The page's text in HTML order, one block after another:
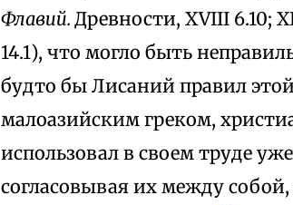
Флавий. Древности, XVIII 6.10;
14.1), что могло быть
будто бы Лисаний правил
малоазийским греком,
использовал в своем труде
согласовывая их между